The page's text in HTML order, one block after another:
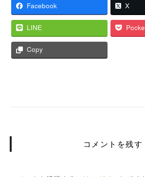
Facebook X
LINE
Copy
コメントを残す